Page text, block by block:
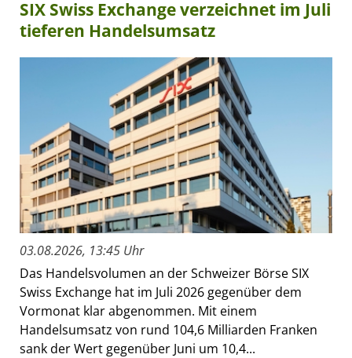
SIX Swiss Exchange verzeichnet im Juli
tieferen Handelsumsatz
03.08.2026, 13:45 Uhr
Das Handelsvolumen an der Schweizer Börse SIX
Swiss Exchange hat im Juli 2026 gegenüber dem
Vormonat klar abgenommen. Mit einem
Handelsumsatz von rund 104,6 Milliarden Franken
sank der Wert gegenüber Juni um 10,4...